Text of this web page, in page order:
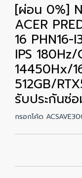
[ผ่อน 0%]
ACER
16 PHN16-
IPS
14450Hx/
512GB/
รับประกันซ่
กรอกโค้ด